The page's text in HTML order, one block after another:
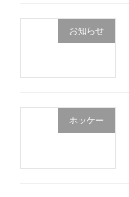
お知らせ
ホッケー